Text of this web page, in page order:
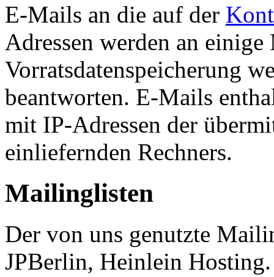
E-Mails an die auf der
Adressen werden an
Vorratsdatenspeicherung
beantworten. E-Mails
mit IP-Adressen der
einliefernden Rechners.
Mailinglisten
Der von uns genutzte
JPBerlin, Heinlein